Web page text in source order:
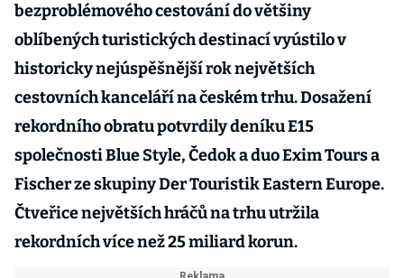
bezproblémového cestování do většiny
oblíbených turistických destinací vyústilo v
historicky nejúspěšnější rok největších
cestovních kanceláří na českém trhu. Dosažení
rekordního obratu potvrdily deníku E15
společnosti Blue Style, Čedok a duo Exim Tours a
Fischer ze skupiny Der Touristik Eastern Europe.
Čtveřice největších hráčů na trhu utržila
rekordních více než 25 miliard korun.